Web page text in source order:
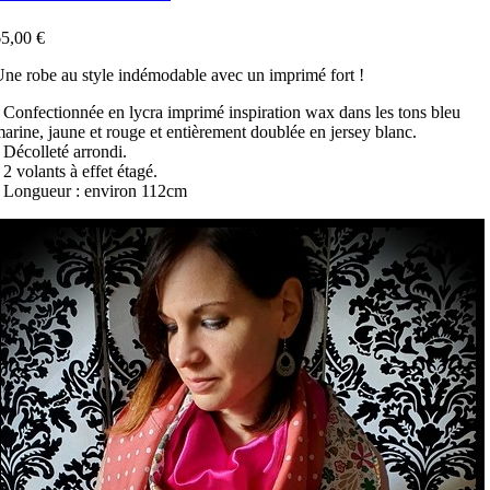
€
robe au style indémodable avec un imprimé fort !
Confectionnée en lycra imprimé inspiration wax dans les tons bleu
jaune et rouge et entièrement doublée en jersey blanc.
Décolleté arrondi.
2 volants à effet étagé.
Longueur : environ 112cm